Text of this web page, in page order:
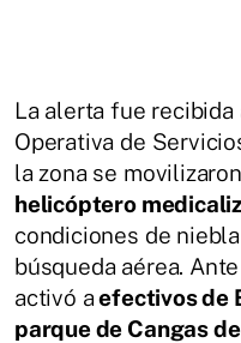
La alerta fue recibida
Operativa de
la zona se
helicóptero
condiciones de
búsqueda aérea.
activó aefectivos de
parque de Cangas